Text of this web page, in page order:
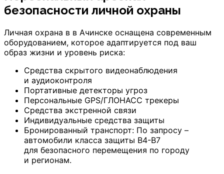
безопасности личной охраны
Личная охрана в в Ачинске оснащена современным
оборудованием, которое адаптируется под ваш
образ жизни и уровень риска:
Средства скрытого видеонаблюдения
и аудиоконтроля
Портативные детекторы угроз
Персональные GPS/ГЛОНАСС трекеры
Средства экстренной связи
Индивидуальные средства защиты
Бронированный транспорт: По запросу –
автомобили класса защиты B4-B7
для безопасного перемещения по городу
и регионам.